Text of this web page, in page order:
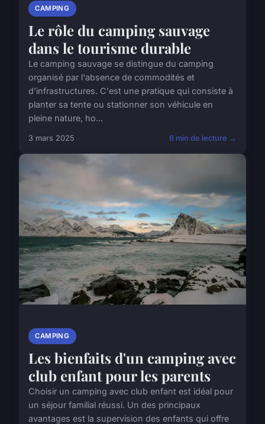
CAMPING
Le rôle du camping sauvage
dans le tourisme durable
Le camping sauvage se distingue du camping
organisé par l'absence de commodités et
d'infrastructures. C'est une pratique qui consiste à
planter sa tente ou stationner son véhicule en
pleine nature, ho...
3 mars 2025 6 min de lecture →
CAMPING
Les bienfaits d'un camping avec
club enfant pour les parents
Choisir un camping avec club enfant est idéal pour
un séjour familial réussi. Un des principaux
avantages est la supervision des enfants qui offre